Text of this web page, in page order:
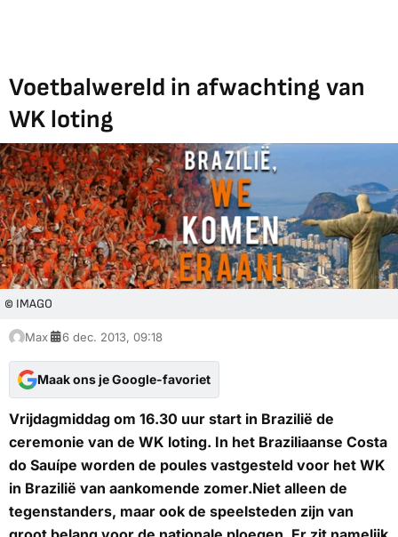
Voetbalwereld in afwachting van
WK loting
© IMAGO
Max 6 dec. 2013, 09:18
Maak ons je Google-favoriet
Vrijdagmiddag om 16.30 uur start in Brazilië de
ceremonie van de WK loting. In het Braziliaanse Costa
do Sauípe worden de poules vastgesteld voor het WK
in Brazilië van aankomende zomer.Niet alleen de
tegenstanders, maar ook de speelsteden zijn van